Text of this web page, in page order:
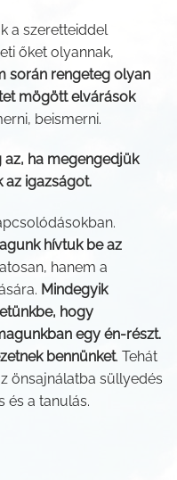
a szeretteiddel
őket olyannak,
során rengeteg olyan
mögött elvárások
beismerni.
ha megengedjük
igazságot.
hívtuk be az
hanem a
Mindegyik
hogy
egy én-részt.
bennünket. Tehát
önsajnálatba süllyedés
és a tanulás.